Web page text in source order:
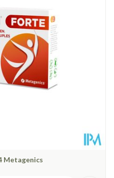
Metagenics